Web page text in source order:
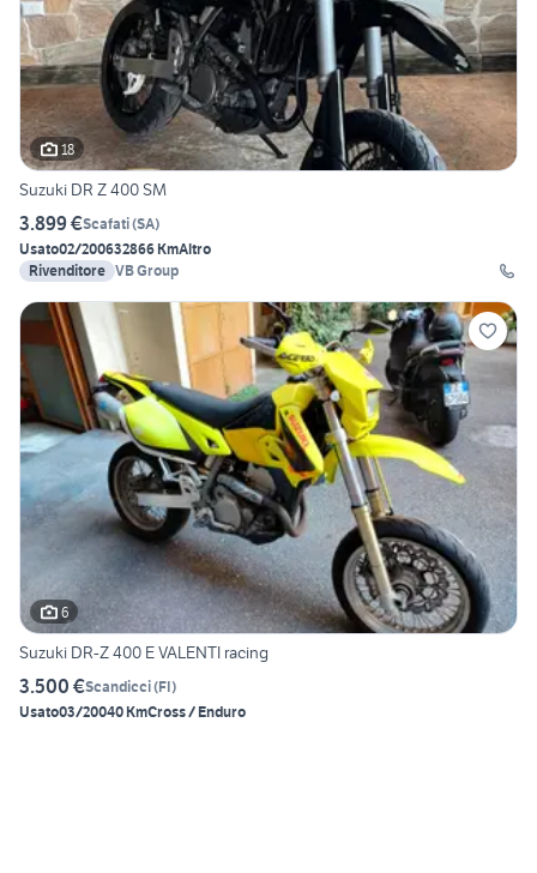
18
Suzuki DR Z 400 SM
3.899 €Scafati(SA)
Usato02/200632866 KmAltro
Rivenditore VB Group
6
Suzuki DR-Z 400 E VALENTI racing
3.500 €Scandicci(FI)
Usato03/20040 KmCross / Enduro